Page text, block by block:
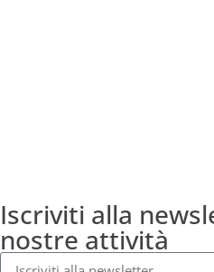
Iscriviti alla
nostre attività